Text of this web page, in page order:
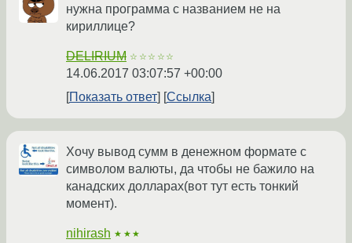
нужна программа с названием не на
кириллице?
DELIRIUM ☆☆☆☆☆
14.06.2017 03:07:57 +00:00
Показать ответ
Ссылка
Хочу вывод сумм в денежном формате с
символом валюты, да чтобы не бажило на
канадских долларах(вот тут есть тонкий
момент).
nihirash ★★★